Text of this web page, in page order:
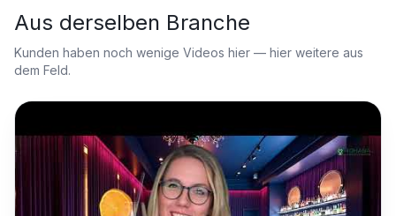
Aus derselben Branche
Kunden haben noch wenige Videos hier — hier weitere aus
dem Feld.